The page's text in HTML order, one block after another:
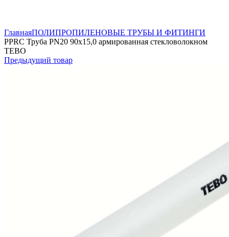
ГлавнаяПОЛИПРОПИЛЕНОВЫЕ ТРУБЫ И ФИТИНГИ
PPRC Труба PN20 90х15,0 армированная стекловолокном
TEBO
Предыдущий товар